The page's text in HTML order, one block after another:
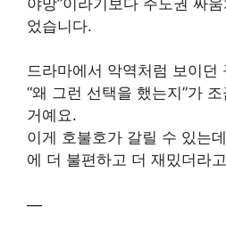
었습니다.
드라마에서 악역처럼 보이던
“왜 그런 선택을 했는지”가
거예요.
이게 호불호가 갈릴 수 있는
에 더 불편하고 더 재밌더라
—